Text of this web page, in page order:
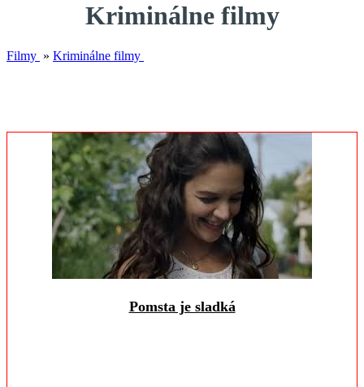
Kriminálne filmy
Filmy » Kriminálne filmy
Pomsta je sladká